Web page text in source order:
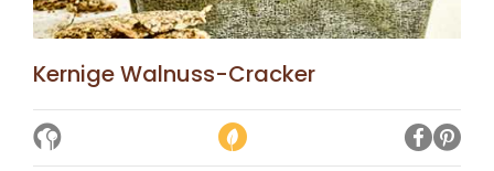
Kernige Walnuss-Cracker